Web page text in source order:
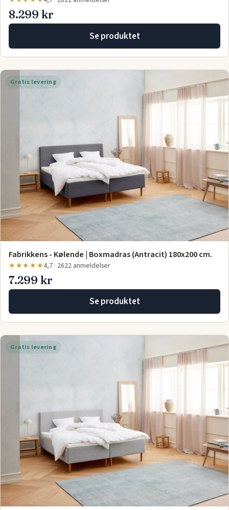
8.299 kr
Se produktet
Gratis levering
Fabrikkens - Kølende | Boxmadras (Antracit) 180x200 cm.
★★★★★4,7 · 2622 anmeldelser
7.299 kr
Se produktet
Gratis levering